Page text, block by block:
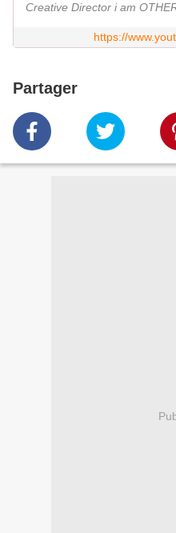
Creative Director i am
https://
Partager